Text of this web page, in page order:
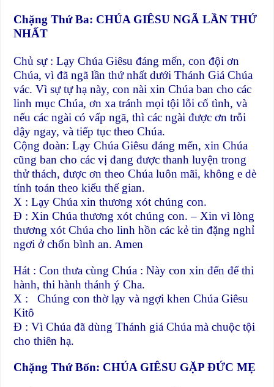
Chặng Thứ Ba: CHÚA GIÊSU NGÃ LẦN THỨ
NHẤT
Chủ sự : Lạy Chúa Giêsu đáng mến, con đội ơn
Chúa, vì đã ngã lần thứ nhất dưới Thánh Giá Chúa
vác. Vì sự tự hạ này, con nài xin Chúa ban cho các
linh mục Chúa, ơn xa tránh mọi tội lỗi cố tình, và
nếu các ngài có vấp ngã, thì các ngài được ơn trỗi
dậy ngay, và tiếp tục theo Chúa.
Cộng đoàn: Lạy Chúa Giêsu đáng mến, xin Chúa
cũng ban cho các vị đang được thanh luyện trong
thử thách, được ơn theo Chúa luôn mãi, không e dè
tính toán theo kiểu thế gian.
X : Lạy Chúa xin thương xót chúng con.
Đ : Xin Chúa thương xót chúng con. – Xin vì lòng
thương xót Chúa cho linh hồn các kẻ tin đặng nghỉ
ngơi ở chốn bình an. Amen
Hát : Con thưa cùng Chúa : Này con xin đến để thi
hành, thi hành thánh ý Cha.
X : Chúng con thờ lạy và ngợi khen Chúa Giêsu
Kitô
Đ : Vì Chúa đã dùng Thánh giá Chúa mà chuộc tội
cho thiên hạ.
Chặng Thứ Bốn: CHÚA GIÊSU GẶP ĐỨC MẸ